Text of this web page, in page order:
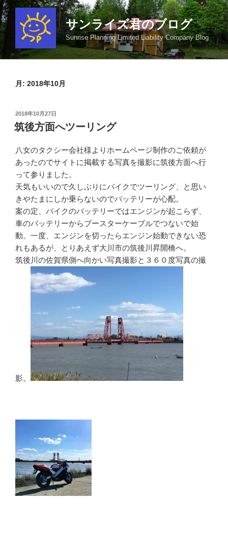
コ
ン
テ
ン
ツ
サンライズ君のブログ
Sunrise Planning Limited Liability Company Blog
月: 2018年10月
投
稿
日:
2018年10月27日
筑後方面へツーリング
八女のタクシー会社様よりホームページ制作のご依頼が
あったのでサイトに掲載する写真を撮影に筑後方面へ行
って参りました。
天気もいいので久しぶりにバイクでツーリング、と思い
きやたまにしか乗らないのでバッテリーが心配。
案の定、バイクのバッテリーではエンジンが起こらず、
車のバッテリーからブースターケーブルでつないで始
動。一度、エンジンを切ったらエンジン始動できない恐
れもあるが、とりあえず大川市の筑後川昇開橋へ。
筑後川の佐賀県側へ向かい写真撮影と３６０度写真の撮
影。